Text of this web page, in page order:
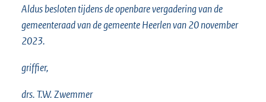
Aldus besloten tijdens de openbare vergadering van de
gemeenteraad van de gemeente Heerlen van 20 november
2023.
griffier,
drs. T.W. Zwemmer